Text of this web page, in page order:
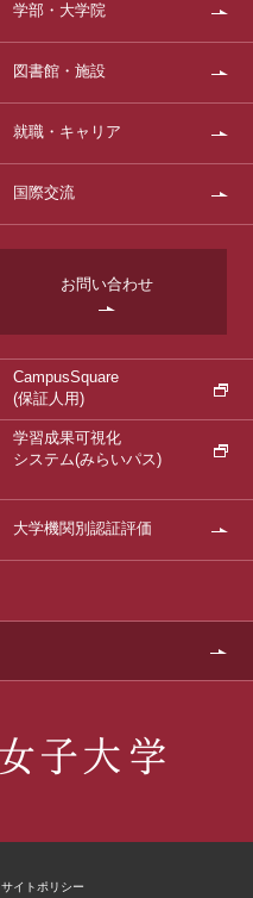
学部・大学院
図書館・施設
就職・キャリア
国際交流
お問い合わせ
CampusSquare
(保証人用)
学習成果可視化
システム(みらいパス)
大学機関別認証評価
サイトポリシー